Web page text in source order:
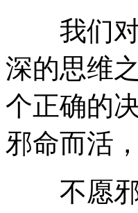
我们对
深的思维
个正确的
邪命而活
不愿邪